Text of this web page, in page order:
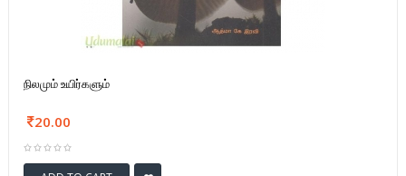
நிலமும் உயிர்களும்
20.00